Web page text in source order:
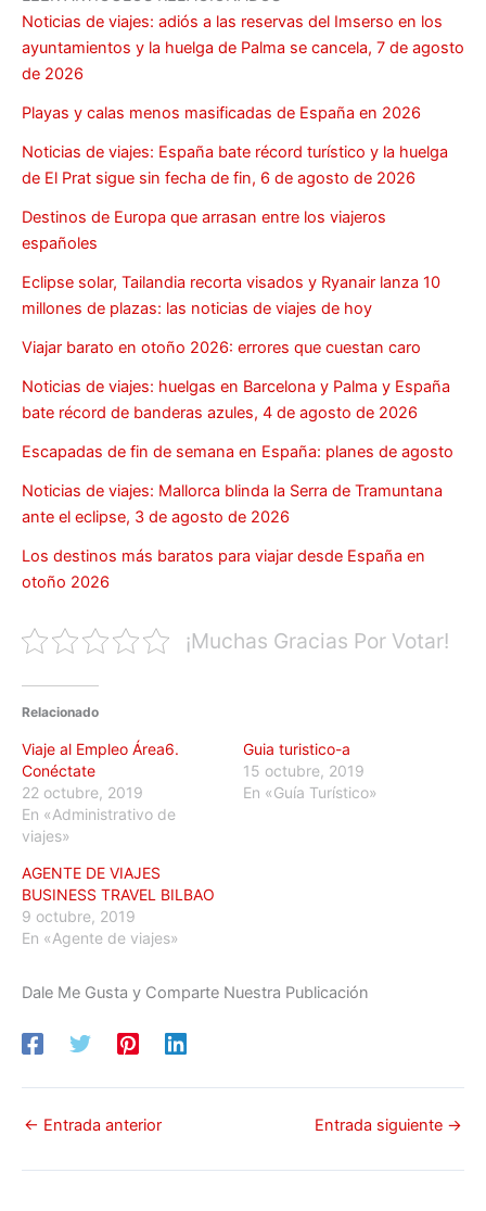
Noticias de viajes: adiós a las reservas del Imserso en los
ayuntamientos y la huelga de Palma se cancela, 7 de agosto
de 2026
Playas y calas menos masificadas de España en 2026
Noticias de viajes: España bate récord turístico y la huelga
de El Prat sigue sin fecha de fin, 6 de agosto de 2026
Destinos de Europa que arrasan entre los viajeros
españoles
Eclipse solar, Tailandia recorta visados y Ryanair lanza 10
millones de plazas: las noticias de viajes de hoy
Viajar barato en otoño 2026: errores que cuestan caro
Noticias de viajes: huelgas en Barcelona y Palma y España
bate récord de banderas azules, 4 de agosto de 2026
Escapadas de fin de semana en España: planes de agosto
Noticias de viajes: Mallorca blinda la Serra de Tramuntana
ante el eclipse, 3 de agosto de 2026
Los destinos más baratos para viajar desde España en
otoño 2026
¡Muchas Gracias Por Votar!
Relacionado
Viaje al Empleo Área6.
Conéctate
22 octubre, 2019
En «Administrativo de
viajes»
Guia turistico-a
15 octubre, 2019
En «Guía Turístico»
AGENTE DE VIAJES
BUSINESS TRAVEL BILBAO
9 octubre, 2019
En «Agente de viajes»
Dale Me Gusta y Comparte Nuestra Publicación
← Entrada anterior Entrada siguiente →